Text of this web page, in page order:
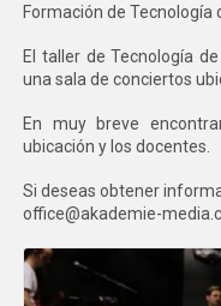
Formación de Tecnología
El taller de Tecnología
una sala de conciertos
En muy breve
ubicación y los docentes.
Si deseas obtener
office@akademie-